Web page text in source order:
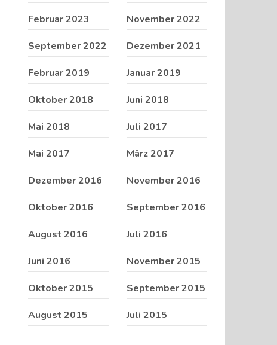
Februar 2023 November 2022
September 2022 Dezember 2021
Februar 2019 Januar 2019
Oktober 2018 Juni 2018
Mai 2018 Juli 2017
Mai 2017 März 2017
Dezember 2016 November 2016
Oktober 2016 September 2016
August 2016 Juli 2016
Juni 2016 November 2015
Oktober 2015 September 2015
August 2015 Juli 2015